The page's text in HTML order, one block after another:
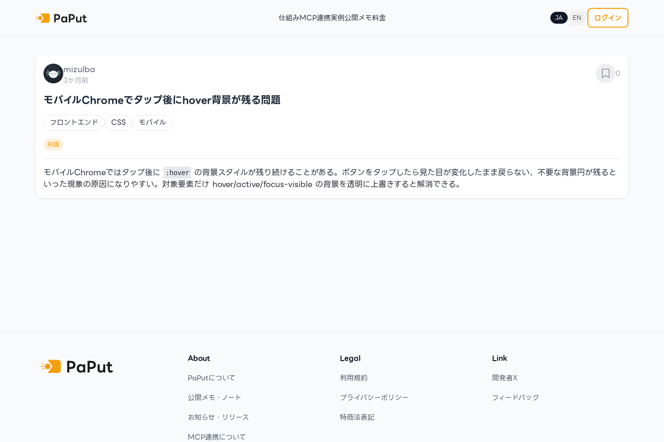
仕組みMCP連携実例公開メモ料金 JA EN ログイン
mizulba
3か月前
0
モバイルChromeでタップ後にhover背景が残る問題
フロントエンド CSS モバイル
知識
モバイルChromeではタップ後に :hover
の背景スタイルが残り続けることがある。ボタンをタップしたら見た目が変化したまま戻らない、不要な背景円が残ると
いった現象の原因になりやすい。対象要素だけ hover/active/focus-visible の背景を透明に上書きすると解消できる。
About
PaPutについて
公開メモ・ノート
お知らせ・リリース
MCP連携について
Legal
利用規約
プライバシーポリシー
特商法表記
Link
開発者X
フィードバック